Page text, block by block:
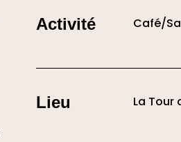
Activité Café/
Lieu La Tour